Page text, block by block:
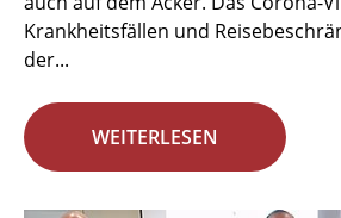
Krankheitsfällen und
der...
WEITERLESEN